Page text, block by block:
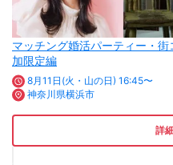
マッチング婚活パーティー・
加限定編
8月11日(火・山の日) 16:45〜
神奈川県横浜市
詳